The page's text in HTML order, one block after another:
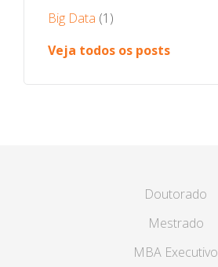
Big Data (1)
Veja todos os posts
Doutorado
Mestrado
MBA Executivo